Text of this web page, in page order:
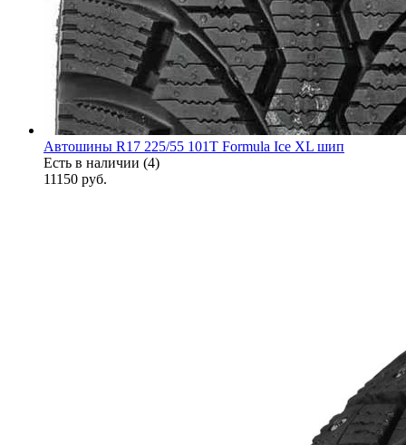
Автошины R17 225/55 101T Formula Ice XL шип
Есть в наличии (4)
11150 руб.